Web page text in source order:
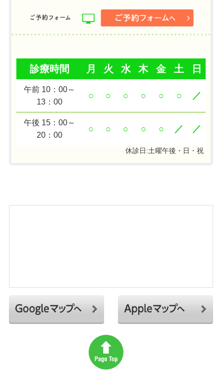
診療時間 月 火 水 木 金 土 日
午前 10：00～
13：00
○ ○ ○ ○ ○ ○ ／
午後 15：00～
20：00
○ ○ ○ ○ ○ ／ ／
休診日:土曜午後・日・祝